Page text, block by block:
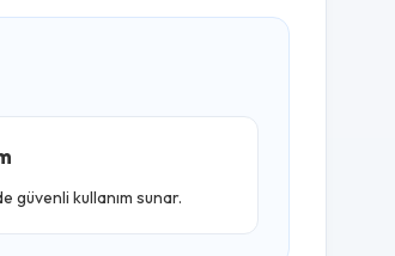
güvenli kullanım sunar.